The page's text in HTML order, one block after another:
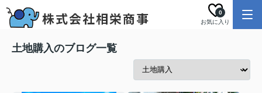
お気に入り
0
土地購入のブログ一覧